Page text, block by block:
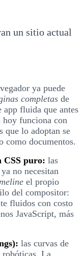
un sitio actual
ya puede
completas de
fluida que antes
hoy funciona con
que lo adoptan se
como documentos.
CSS puro: las
no necesitan
el propio
del compositor:
fluidos con costo
JavaScript, más
las curvas de
robóticas. La